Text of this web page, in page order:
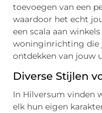
toevoegen van een
waardoor het echt
een scala aan
woninginrichting die
ontdekken van jouw
Diverse Stijlen
In Hilversum vinden
elk hun eigen